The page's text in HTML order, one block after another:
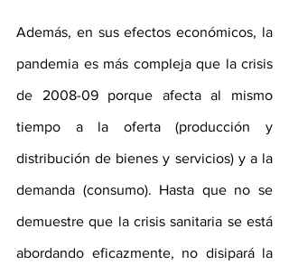
Además, en sus efectos económicos, la
pandemia es más compleja que la crisis
de 2008-09 porque afecta al mismo
tiempo a la oferta (producción y
distribución de bienes y servicios) y a la
demanda (consumo). Hasta que no se
demuestre que la crisis sanitaria se está
abordando eficazmente, no disipará la